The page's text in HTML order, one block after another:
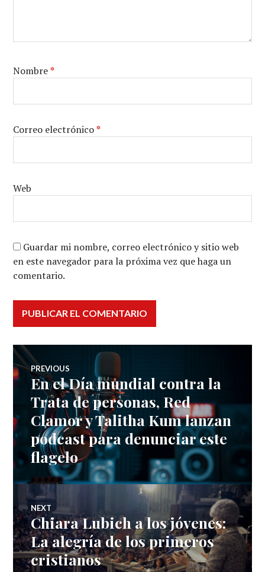
Nombre*
Correo electrónico*
Web
Guardar mi nombre, correo electrónico y sitio web
en este navegador para la próxima vez que haga un
comentario.
Navegación
de
entradas
PREVIOUS
Previous
post:
En el Día mundial contra la
Trata de personas, Red
Clamor y Talitha Kum lanzan
podcast para denunciar este
flagelo
NEXT
Next
post:
Chiara Lubich a los jóvenes:
La alegría de los primeros
cristianos